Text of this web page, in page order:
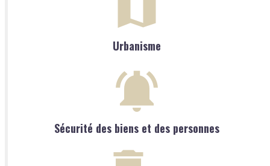
Urbanisme
Sécurité des biens et des personnes